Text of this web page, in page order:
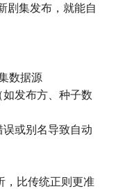
剧集发布，就能自
数据源
如发布方、种子数
误或别名导致自动
，比传统正则更准